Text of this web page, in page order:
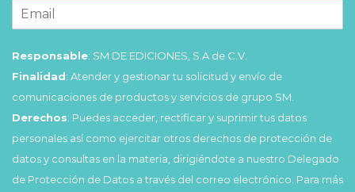
Responsable: SM DE EDICIONES, S.A de C.V.
Finalidad: Atender y gestionar tu solicitud y envío de
comunicaciones de productos y servicios de grupo SM.
Derechos: Puedes acceder, rectificar y suprimir tus datos
personales así como ejercitar otros derechos de protección de
datos y consultas en la materia, dirigiéndote a nuestro Delegado
de Protección de Datos a través del correo electrónico. Para más